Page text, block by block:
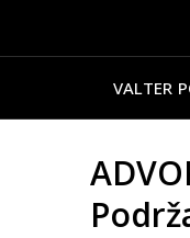
VALTER